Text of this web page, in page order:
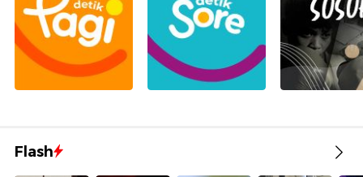
Flash